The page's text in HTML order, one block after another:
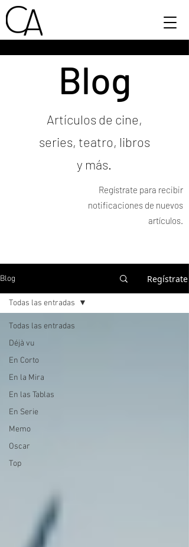
Blog
Artículos de cine,
series, teatro, libros
y más.
Regístrate para recibir
notificaciones de nuevos
artículos.
Blog Regístrate
Todas las entradas
Déjà vu
En Corto
En la Mira
En las Tablas
En Serie
Memo
Oscar
Top
Todas las entradas